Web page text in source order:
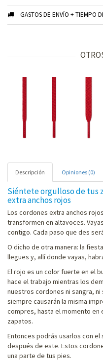
GASTOS DE ENVÍO + TIEMPO
Descripción Opiniones (0)
Siéntete orgulloso de tus
extra anchos rojos
Los cordones extra anchos
transformen en altavoces.
contigo. Cada paso que des
O dicho de otra manera: la
llegues y, allí donde vayas,
El rojo es un color fuerte en el
hace el trabajo mientras los
nuestros cordones ni sangra,
siempre causarán la misma
compres, hasta el momento en
zapatos.
Entonces podrás usarlos con
después de este. Estos
una parte de tus pies.